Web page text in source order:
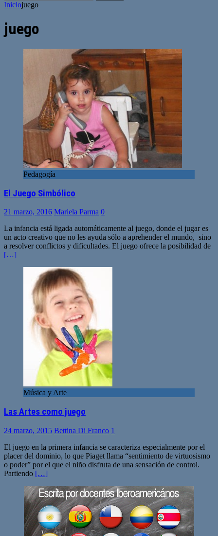
Iniciojuego
juego
Pedagogía
El Juego Simbólico
21 marzo, 2016 Mariela Parma 0
La infancia está ligada automáticamente al juego, donde el jugar es
un acto creativo que no les ayuda sólo a aprehender el mundo, sino
a resolver conflictos y dificultades. El juego ofrece la posibilidad de
[…]
Música y Arte
Las Artes como juego
24 marzo, 2015 Bettina Di Franco 1
El juego en la primera infancia se caracteriza especialmente por el
placer del dominio, lo que Piaget llama “sentimiento de virtuosismo
o poder” por el que el niño disfruta de una sensación de control.
Partiendo […]